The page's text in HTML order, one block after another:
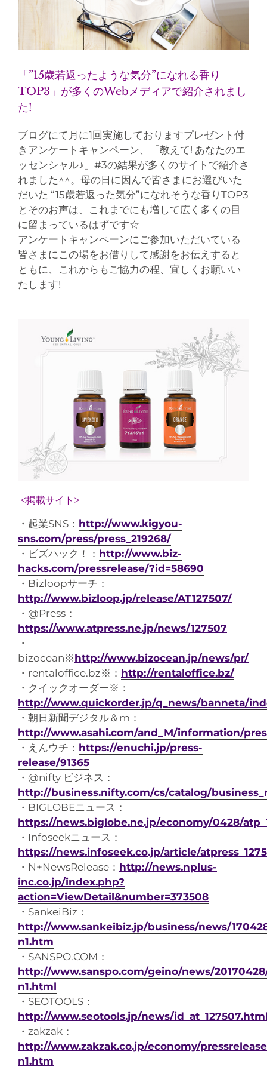
「”15歳若返ったような気分”になれる香り
TOP3」が多くのWebメディアで紹介されまし
た!
ブログにて月に1回実施しておりますプレゼント付
きアンケートキャンペーン、「教えて! あなたのエ
ッセンシャル♪」#3の結果が多くのサイトで紹介さ
れました^^。母の日に因んで皆さまにお選びいた
だいた “15歳若返った気分”になれそうな香りTOP3
とそのお声は、これまでにも増して広く多くの目
に留まっているはずです☆
アンケートキャンペーンにご参加いただいている
皆さまにこの場をお借りして感謝をお伝えすると
ともに、これからもご協力の程、宜しくお願いい
たします!
<掲載サイト>
・起業SNS： http://www.kigyou-
sns.com/press/press_219268/
・ビズハック！： http://www.biz-
hacks.com/pressrelease/?id=58690
・Bizloopサーチ：
http://www.bizloop.jp/release/AT127507/
・@Press：
https://www.atpress.ne.jp/news/127507
・
bizocean※http://www.bizocean.jp/news/pr/
・rentaloffice.bz※： http://rentaloffice.bz/
・クイックオーダー※：
http://www.quickorder.jp/q_news/banneta/
・朝日新聞デジタル＆m：
http://www.asahi.com/and_M/information/
・えんウチ： https://enuchi.jp/press-
release/91365
・@nifty ビジネス：
http://business.nifty.com/cs/catalog/
・BIGLOBEニュース：
https://news.biglobe.ne.jp/economy/0428/
・Infoseekニュース：
https://news.infoseek.co.jp/article/
・N+NewsRelease： http://news.nplus-
inc.co.jp/index.php?
action=ViewDetail&number=373508
・SankeiBiz：
http://www.sankeibiz.jp/business/news/
n1.htm
・SANSPO.COM：
http://www.sanspo.com/geino/news/20170428/
n1.html
・SEOTOOLS：
http://www.seotools.jp/news/
・zakzak：
http://www.zakzak.co.jp/economy/
n1.htm